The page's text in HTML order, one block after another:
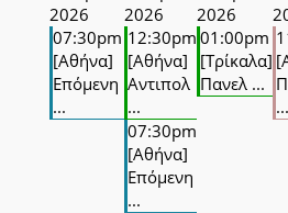
2026
07:30pm
[Αθήνα]
Επόμενη
...
2026
12:30pm
[Αθήνα]
Αντιπολ
...
07:30pm
[Αθήνα]
Επόμενη
...
2026
01:00pm
[Τρίκαλα]
Πανελ ...
...